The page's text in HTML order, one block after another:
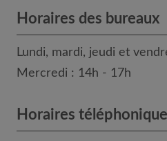
Horaires des bureaux
Lundi, mardi, jeudi et
Mercredi : 14h - 17h
Horaires